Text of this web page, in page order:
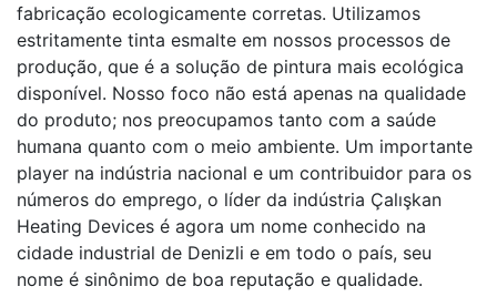
fabricação ecologicamente corretas. Utilizamos
estritamente tinta esmalte em nossos processos de
produção, que é a solução de pintura mais ecológica
disponível. Nosso foco não está apenas na qualidade
do produto; nos preocupamos tanto com a saúde
humana quanto com o meio ambiente. Um importante
player na indústria nacional e um contribuidor para os
números do emprego, o líder da indústria Çalışkan
Heating Devices é agora um nome conhecido na
cidade industrial de Denizli e em todo o país, seu
nome é sinônimo de boa reputação e qualidade.